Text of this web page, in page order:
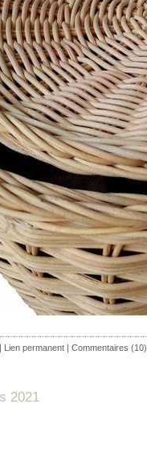
Lien permanent Commentaires (10)
2021